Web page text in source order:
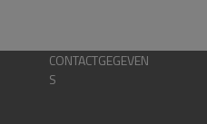
CONTACTGEGEVEN
S